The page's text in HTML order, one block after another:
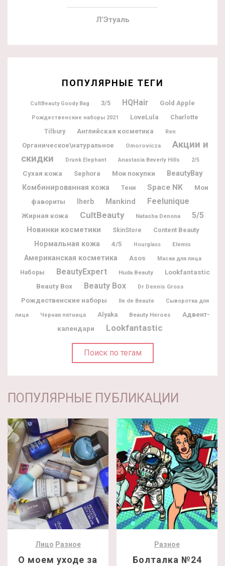
Л’Этуаль
ПОПУЛЯРНЫЕ ТЕГИ
CultBeauty Goody Bag 3/5 HQHair Gold Apple
Рождественские наборы 2021 LoveLula
Charlotte
Tilbury
Английская косметика Ren
Органическое\натуральное Omorovicza
Акции и
скидки
Drunk Elephant Anastasia Beverly Hills 2/5
Сухая кожа Sephora Мои покупки BeautyBay
Комбинированная кожа Тени Space NK
Мои
фавориты
Iherb Mankind Feelunique
Жирная кожа CultBeauty Natasha Denona 5/5
Новинки косметики SkinStore Content Beauty
Нормальная кожа 4/5 Hourglass Elemis
Американская косметика Asos Маска для лица
Наборы BeautyExpert Huda Beauty
Lookfantastic
Beauty Box
Beauty Box Dr Dennis Gross
Рождественские наборы Ile de Beaute Сыворотка для
лица Черная пятница Alyaka Beauty Heroes
Адвент-
календари
Lookfantastic
Поиск по тегам
ПОПУЛЯРНЫЕ ПУБЛИКАЦИИ
Лицо Разное
О моем уходе за
Разное
Болталка №24